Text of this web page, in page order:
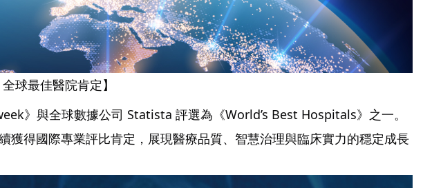
球最佳醫院肯定】
》與全球數據公司 Statista 評選為《World’s Best Hospitals》之一。
獲得國際專業評比肯定，展現醫療品質、智慧治理與臨床實力的穩定成長